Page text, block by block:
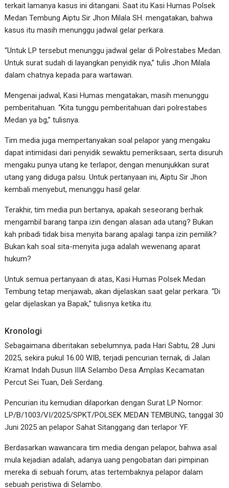
terkait lamanya kasus ini ditangani. Saat itu Kasi Humas Polsek
Medan Tembung Aiptu Sir Jhon Milala SH. mengatakan, bahwa
kasus itu masih menunggu jadwal gelar perkara.
“Untuk LP tersebut menunggu jadwal gelar di Polrestabes Medan.
Untuk surat sudah di layangkan penyidik nya,” tulis Jhon Milala
dalam chatnya kepada para wartawan.
Mengenai jadwal, Kasi Humas mengatakan, masih menunggu
pemberitahuan. “Kita tunggu pemberitahuan dari polrestabes
Medan ya bg,” tulisnya.
Tim media juga mempertanyakan soal pelapor yang mengaku
dapat intimidasi dari penyidik sewaktu pemeriksaan, serta disuruh
mengaku punya utang ke terlapor, dengan menunjukkan surat
utang yang diduga palsu. Untuk pertanyaan ini, Aiptu Sir Jhon
kembali menyebut, menunggu hasil gelar.
Terakhir, tim media pun bertanya, apakah seseorang berhak
mengambil barang tanpa izin dengan alasan ada utang? Bukan
kah pribadi tidak bisa menyita barang apalagi tanpa izin pemilik?
Bukan kah soal sita-menyita juga adalah wewenang aparat
hukum?
Untuk semua pertanyaan di atas, Kasi Humas Polsek Medan
Tembung tetap menjawab, akan dijelaskan saat gelar perkara. “Di
gelar dijelaskan ya Bapak,” tulisnya ketika itu.
Kronologi
Sebagaimana diberitakan sebelumnya, pada Hari Sabtu, 28 Juni
2025, sekira pukul 16.00 WIB, terjadi pencurian ternak, di Jalan
Kramat Indah Dusun IIIA Selambo Desa Amplas Kecamatan
Percut Sei Tuan, Deli Serdang.
Pencurian itu kemudian dilaporkan dengan Surat LP Nomor:
LP/B/1003/VI/2025/SPKT/POLSEK MEDAN TEMBUNG, tanggal 30
Juni 2025 an pelapor Sahat Sitanggang dan terlapor YF.
Berdasarkan wawancara tim media dengan pelapor, bahwa asal
mula kejadian adalah, adanya uang pengobatan dari pimpinan
mereka di sebuah forum, atas tertembaknya pelapor dalam
sebuah peristiwa di Selambo.